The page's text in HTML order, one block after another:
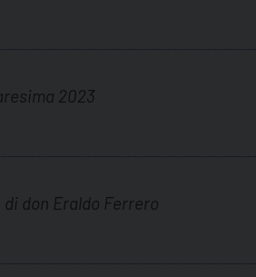
2023
don Eraldo Ferrero